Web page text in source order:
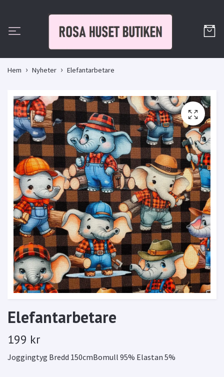
Hem Nyheter Elefantarbetare
Elefantarbetare
199 kr
Joggingtyg Bredd 150cmBomull 95% Elastan 5%